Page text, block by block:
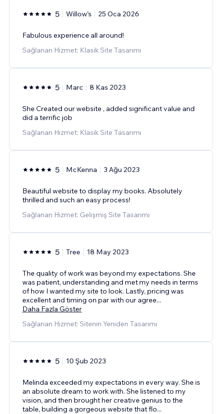
5 Willow's 25 Oca 2026
Fabulous experience all around!
Sağlanan Hizmet: Klasik Site Tasarımı
5 Marc 8 Kas 2023
She Created our website , added significant value and
did a terrific job
Sağlanan Hizmet: Klasik Site Tasarımı
5 McKenna 3 Ağu 2023
Beautiful website to display my books. Absolutely
thrilled and such an easy process!
Sağlanan Hizmet: Gelişmiş Site Tasarımı
5 Tree 18 May 2023
The quality of work was beyond my expectations. She
was patient, understanding and met my needs in terms
of how I wanted my site to look. Lastly, pricing was
excellent and timing on par with our agree...
Daha Fazla Göster
Sağlanan Hizmet: Sitenin Yeniden Tasarımı
5 10 Şub 2023
Melinda exceeded my expectations in every way. She is
an absolute dream to work with. She listened to my
vision, and then brought her creative genius to the
table, building a gorgeous website that flo...